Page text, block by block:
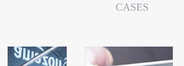
CASES